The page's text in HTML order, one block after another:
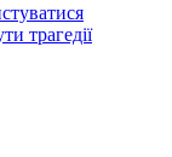
трагедії